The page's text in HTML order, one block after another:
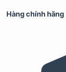
Hàng chính hãng